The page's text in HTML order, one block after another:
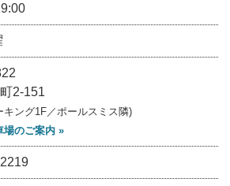
2-151
キング1F／ポールスミス隣)
場のご案内 »